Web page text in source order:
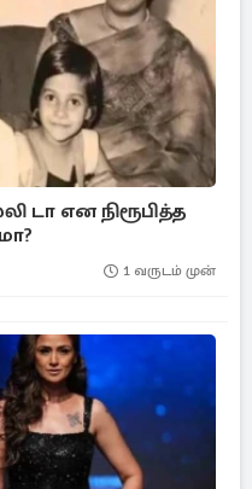
டா என நிரூபித்த
1 வருடம் முன்